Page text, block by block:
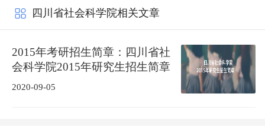
四川省社会科学院相关文章
2015年考研招生简章：四川省社
会科学院2015年研究生招生简章
2020-09-05